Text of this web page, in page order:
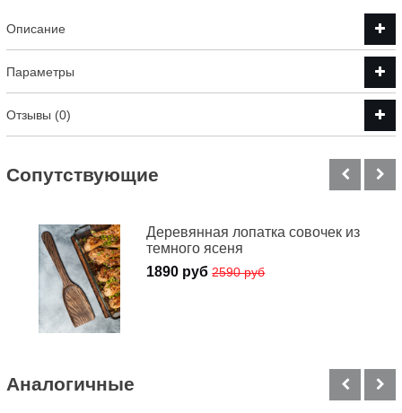
Описание
Параметры
Отзывы (0)
Cопутствующие
Деревянная лопатка совочек из
темного ясеня
1890 руб2590 руб
Аналогичные